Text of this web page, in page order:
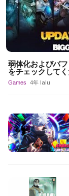
弱体化およびバ
をチェックして
Games 4年 lalu